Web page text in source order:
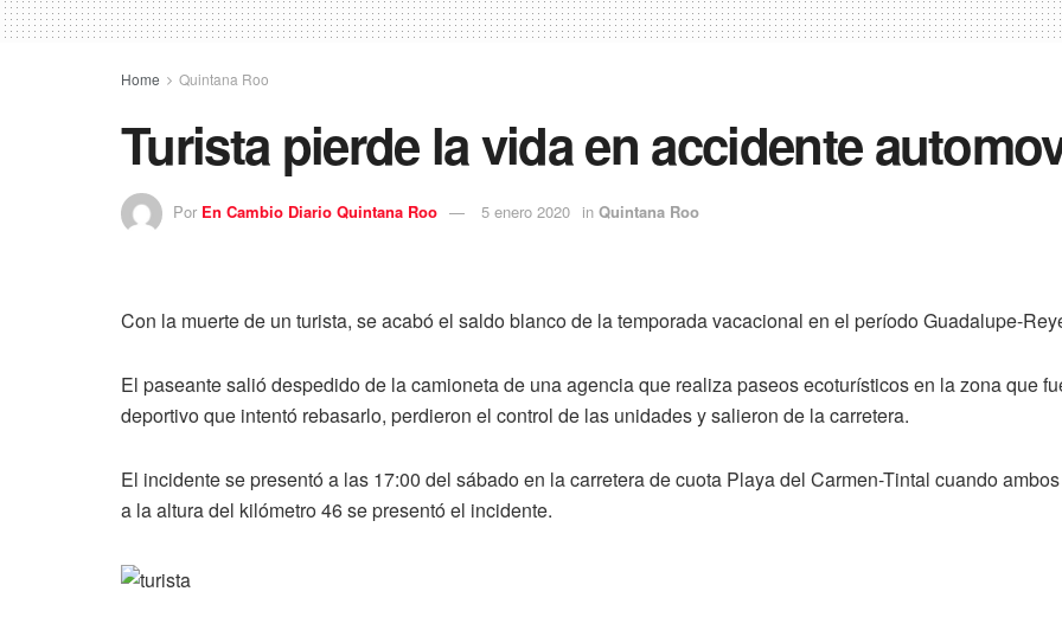
Home Quintana Roo
Turista pierde la vida en accidente
Por En Cambio Diario Quintana Roo 5 enero 2020 in Quintana Roo
Con la muerte de un turista, se acabó el saldo blanco de la temporada vacacional en el período Guadalupe-
El paseante salió despedido de la camioneta de una agencia que realiza paseos ecoturísticos en la zona que
deportivo que intentó rebasarlo, perdieron el control de las unidades y salieron de la carretera.
El incidente se presentó a las 17:00 del sábado en la carretera de cuota Playa del Carmen-Tintal cuando
a la altura del kilómetro 46 se presentó el incidente.